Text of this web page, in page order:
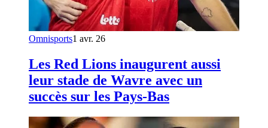
Omnisports1 avr. 26
Les Red Lions inaugurent aussi
leur stade de Wavre avec un
succès sur les Pays-Bas